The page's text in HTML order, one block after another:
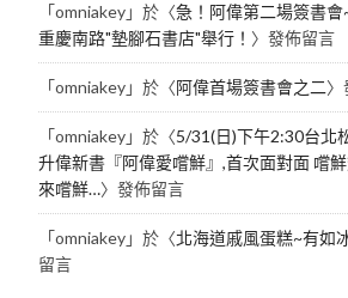
「omniakey」於〈急！阿偉第二場簽書會
重慶南路"墊腳石書店"舉行！ 〉發佈留言
「omniakey」於〈阿偉首場簽書會之二〉
「omniakey」於〈5/31(日)下午2:30台北
升偉新書『阿偉愛嚐鮮』,首次面對面 嚐
來嚐鮮…〉發佈留言
「omniakey」於〈北海道戚風蛋糕~有如
留言